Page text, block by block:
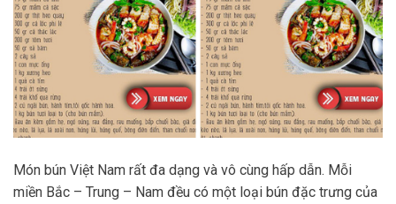
Món bún Việt Nam rất đa dạng và vô cùng hấp dẫn. Mỗi
miền Bắc – Trung – Nam đều có một loại bún đặc trưng của